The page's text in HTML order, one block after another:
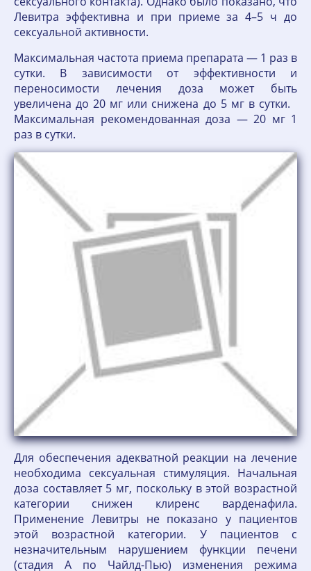
Левитра эффективна и при приеме за 4–5 ч до
сексуальной активности.
Максимальная частота приема препарата — 1 раз в
сутки. В зависимости от эффективности и
переносимости лечения доза может быть
увеличена до 20 мг или снижена до 5 мг в сутки.
Максимальная рекомендованная доза — 20 мг 1
раз в сутки.
Для обеспечения адекватной реакции на лечение
необходима сексуальная стимуляция. Начальная
доза составляет 5 мг, поскольку в этой возрастной
категории снижен клиренс варденафила.
Применение Левитры не показано у пациентов
этой возрастной категории. У пациентов с
незначительным нарушением функции печени
(стадия А по Чайлд-Пью) изменения режима